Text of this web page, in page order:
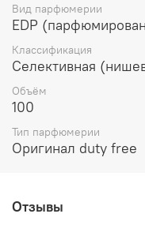
оттенков, которым
глубину звучания
немного
Верхние ноты:
Средние ноты:
мускус, мох.
Вид парфюмерии
EDP
Классификация
Селективная
Объём
100
Тип парфюмерии
Оригинал duty free
Отзывы